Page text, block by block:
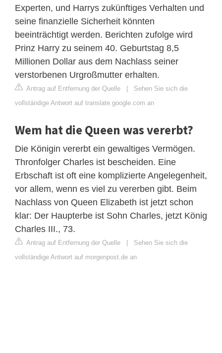
Experten, und Harrys zukünftiges Verhalten und
seine finanzielle Sicherheit könnten
beeinträchtigt werden. Berichten zufolge wird
Prinz Harry zu seinem 40. Geburtstag 8,5
Millionen Dollar aus dem Nachlass seiner
verstorbenen Urgroßmutter erhalten.
Antrag auf Entfernung der Quelle | Sehen Sie sich die
vollständige Antwort auf translate.google.com an
Wem hat die Queen was vererbt?
Die Königin vererbt ein gewaltiges Vermögen.
Thronfolger Charles ist bescheiden. Eine
Erbschaft ist oft eine komplizierte Angelegenheit,
vor allem, wenn es viel zu vererben gibt. Beim
Nachlass von Queen Elizabeth ist jetzt schon
klar: Der Haupterbe ist Sohn Charles, jetzt König
Charles III., 73.
Antrag auf Entfernung der Quelle | Sehen Sie sich die
vollständige Antwort auf morgenpost.de an